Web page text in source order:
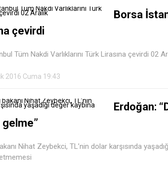
Borsa
çevirdi
Tüm Nakdi Varlıklarını Türk Lirasına çevirdi 02
2016 Cuma 19:43
Erdoğan:
Nihat Zeybekci, TL’nin dolar karşısında